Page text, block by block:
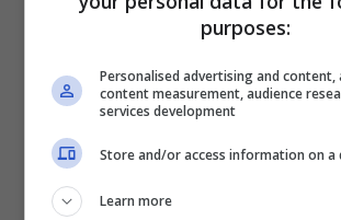
VERIFICA
Mostra Informazioni
purposes:
Personalised advertising and content,
content measurement, audience
services development
Store and/or access information on a
Learn more